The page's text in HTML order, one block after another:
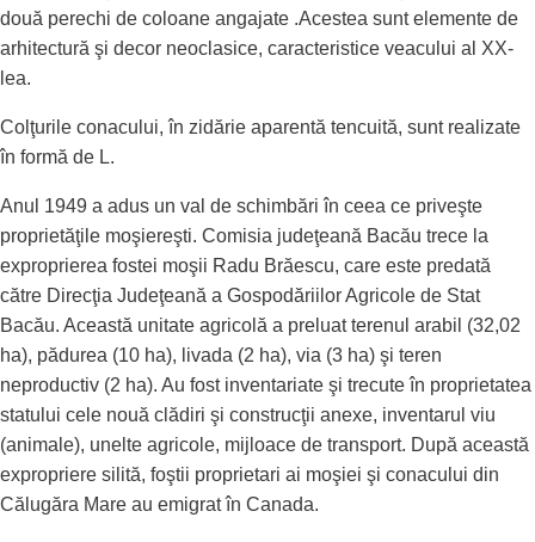
două perechi de coloane angajate .Acestea sunt elemente de
arhitectură şi decor neoclasice, caracteristice veacului al XX-
lea.
Colţurile conacului, în zidărie aparentă tencuită, sunt realizate
în formă de L.
Anul 1949 a adus un val de schimbări în ceea ce priveşte
proprietăţile moşiereşti. Comisia judeţeană Bacău trece la
exproprierea fostei moşii Radu Brăescu, care este predată
către Direcţia Judeţeană a Gospodăriilor Agricole de Stat
Bacău. Această unitate agricolă a preluat terenul arabil (32,02
ha), pădurea (10 ha), livada (2 ha), via (3 ha) şi teren
neproductiv (2 ha). Au fost inventariate şi trecute în proprietatea
statului cele nouă clădiri şi construcţii anexe, inventarul viu
(animale), unelte agricole, mijloace de transport. După această
expropriere silită, foştii proprietari ai moşiei şi conacului din
Călugăra Mare au emigrat în Canada.